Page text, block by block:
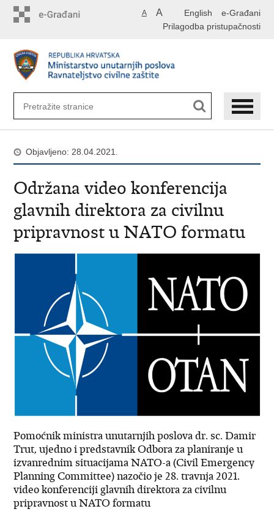
English e-Građani
A A
Prilagodba pristupačnosti
Objavljeno: 28.04.2021.
Održana video konferencija
glavnih direktora za civilnu
pripravnost u NATO formatu
Pomoćnik ministra unutarnjih poslova dr. sc. Damir
Trut, ujedno i predstavnik Odbora za planiranje u
izvanrednim situacijama NATO-a (Civil Emergency
Planning Committee) nazočio je 28. travnja 2021.
video konferenciji glavnih direktora za civilnu
pripravnost u NATO formatu